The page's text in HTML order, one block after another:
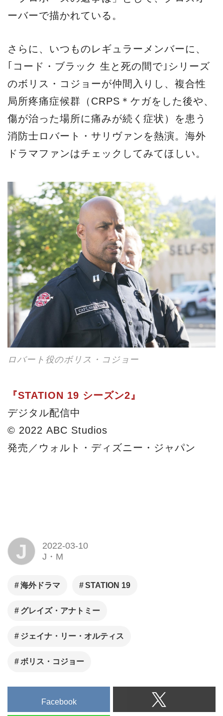
ドラマファンはチェックしてみてほしい。
ロバート役のボリス・コジョー
『STATION 19 シーズン2』
デジタル配信中
© 2022 ABC Studios
発売／ウォルト・ディズニー・ジャパン
J
J・M
海外ドラマ STATION 19
グレイズ・アナトミー
ジェイナ・リー・オルティス